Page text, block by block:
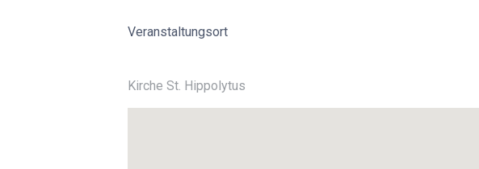
Veranstaltungsort
Kirche St. Hippolytus